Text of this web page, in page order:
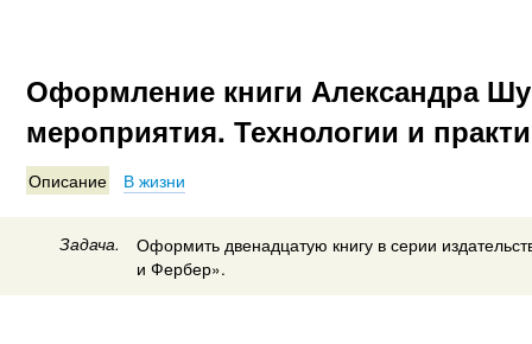
Оформление книги Александра
мероприятия. Технологии и
Описание В жизни
Задача.
Оформить двенадцатую книгу в серии
и Фербер».